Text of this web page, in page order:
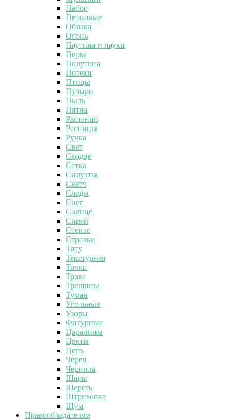
Набор
Неоновые
Облака
Огонь
Паутина и пауки
Перья
Полутона
Потеки
Птицы
Пузыри
Пыль
Пятна
Растения
Ресницы
Ручка
Свет
Сердце
Сетка
Силуэты
Скетч
Следы
Снег
Солнце
Спрей
Стекло
Стрелки
Тату
Текстурная
Точки
Трава
Трещины
Туман
Угольные
Узоры
Фигурные
Царапины
Цветы
Цепь
Череп
Чернила
Шары
Шерсть
Штриховка
Шум
Правообладателям